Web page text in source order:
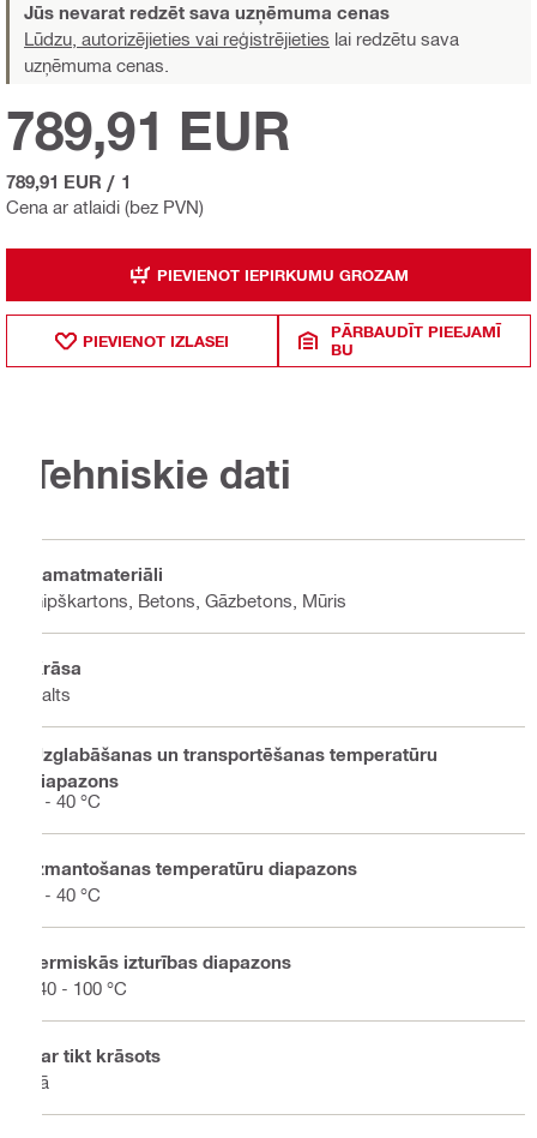
Jūs nevarat redzēt sava uzņēmuma cenas
Lūdzu, autorizējieties vai reģistrējieties lai redzētu sava
uzņēmuma cenas.
Cena ar atlaidi (bez PVN)
789,91 EUR
789,91 EUR / 1
PIEVIENOT IEPIRKUMU GROZAM
PIEVIENOT IZLASEI
PĀRBAUDĪT PIEEJAMĪ
BU
Tehniskie dati
Pamatmateriāli
Ģipškartons, Betons, Gāzbetons, Mūris
Krāsa
Balts
Uzglabāšanas un transportēšanas temperatūru
diapazons
0 - 40 °C
Izmantošanas temperatūru diapazons
5 - 40 °C
Termiskās izturības diapazons
-40 - 100 °C
Var tikt krāsots
Jā